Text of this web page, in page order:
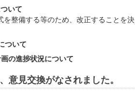
いて
整備する等のため、改正することを決
ついて
の進捗状況について
意見交換がなされました。